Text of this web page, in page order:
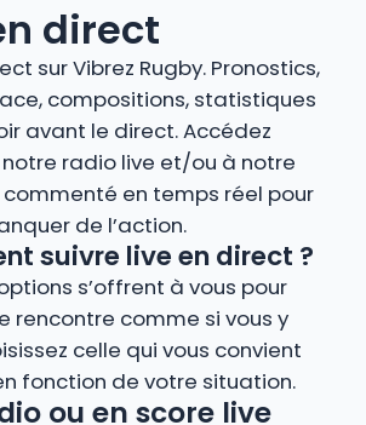
direct
sur Vibrez Rugby. Pronostics,
compositions, statistiques
avant le direct. Accédez
radio live et/ou à notre
commenté en temps réel pour
de l’action.
suivre live en direct ?
s’offrent à vous pour
rencontre comme si vous y
celle qui vous convient
fonction de votre situation.
ou en score live